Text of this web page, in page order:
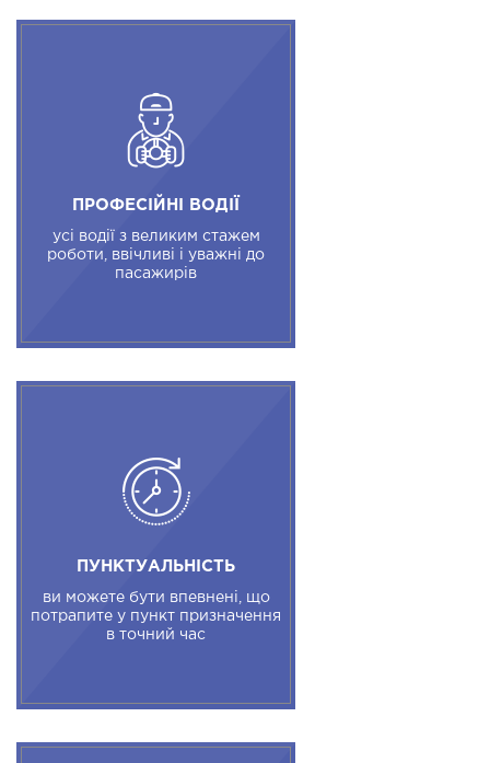
ПРОФЕСІЙНІ ВОДІЇ
усі водії з великим стажем
роботи, ввічливі і уважні до
пасажирів
ПУНКТУАЛЬНІСТЬ
ви можете бути впевнені, що
потрапите у пункт призначення
в точний час